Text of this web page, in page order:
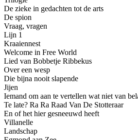
De zieke in gedachten tot de arts
De spion
Vraag, vragen
Lijn 1
Kraaiennest
Welcome in Free World
Lied van Bobbetje Ribbekus
Over een wesp
Die bijna nooit slapende
Jijen
Iemand om aan te vertellen wat niet van
Te late? Ra Ra Raad Van De Stotteraar
En of het hier gesneeuwd heeft
Villanelle
Landschap